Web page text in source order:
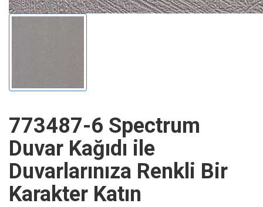
773487-6 Spectrum
Duvar Kağıdı ile
Duvarlarınıza Renkli Bir
Karakter Katın